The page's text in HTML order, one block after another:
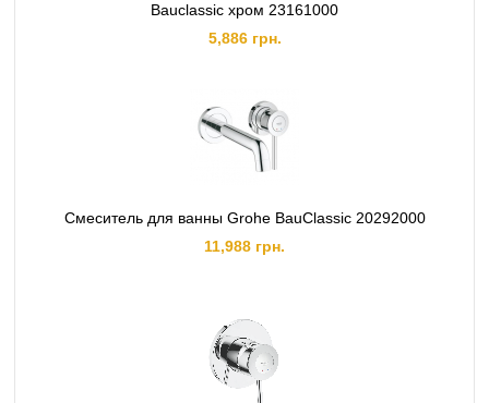
Bauclassic хром 23161000
5,886 грн.
Смеситель для ванны Grohe BauClassic 20292000
11,988 грн.